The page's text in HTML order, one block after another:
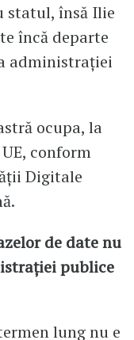
statul, însă Ilie
încă departe
administrației
ocupa, la
conform
Digitale
de date nu
publice
lung nu e